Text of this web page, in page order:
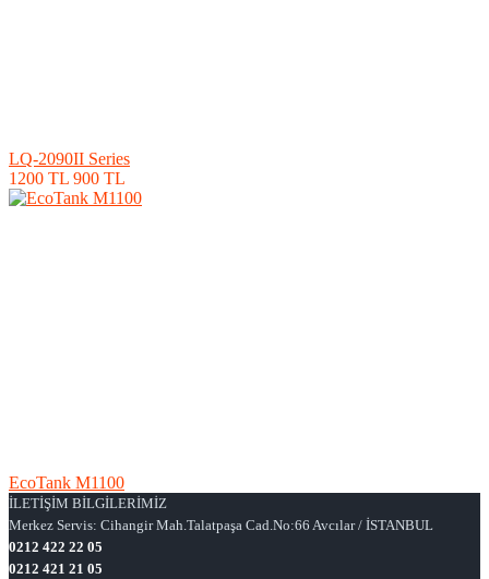
LQ-2090II Series
1200 TL 900 TL
EcoTank M1100
İLETİŞİM BİLGİLERİMİZ
Merkez Servis: Cihangir Mah.Talatpaşa Cad.No:66 Avcılar / İSTANBUL
0212 422 22 05
0212 421 21 05